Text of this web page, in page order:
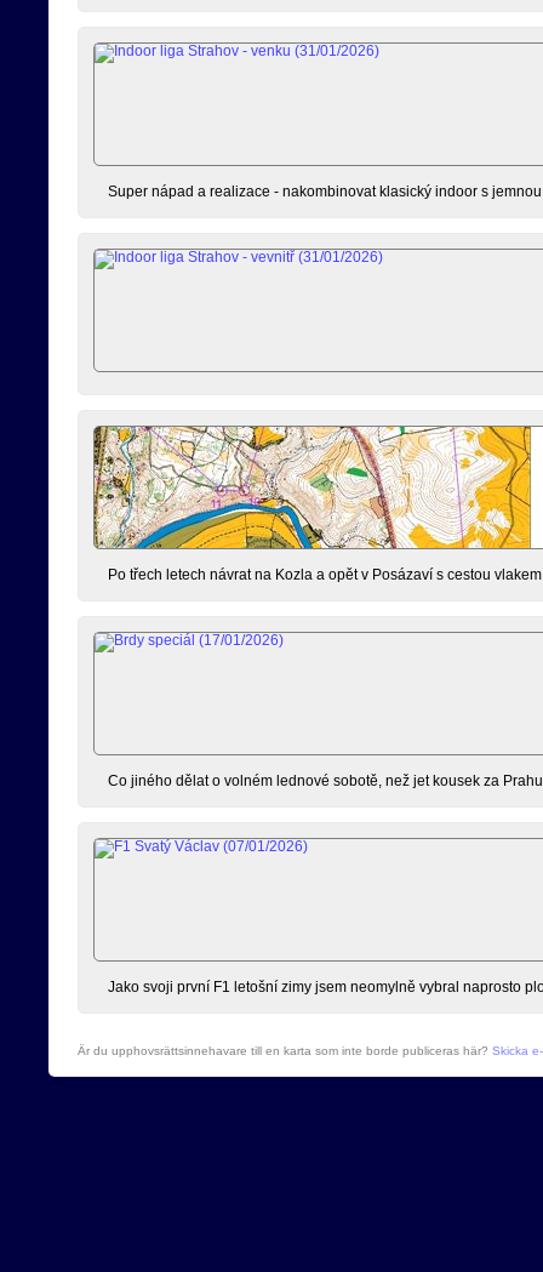
Super nápad a realizace - nakombinovat klasický indoor s
Po třech letech návrat na Kozla a opět v Posázaví s cestou
Co jiného dělat o volném lednové sobotě, než jet kousek za
Jako svoji první F1 letošní zimy jsem neomylně vybral naprosto
Är du upphovsrättsinnehavare till en karta som inte borde publiceras här? Skicka